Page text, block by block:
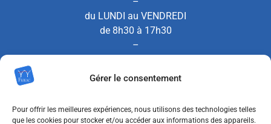
Gérer le consentement
Pour offrir les meilleures expériences, nous utilisons des technologies telles
que les cookies pour stocker et/ou accéder aux informations des appareils.
du LUNDI au VENDREDI
de 8h30 à 17h30
–